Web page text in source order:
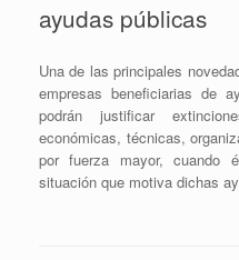
ayudas públicas
Una de las principales
empresas beneficiarias de
podrán justificar
económicas, técnicas,
por fuerza mayor, cuando
situación que motiva dichas